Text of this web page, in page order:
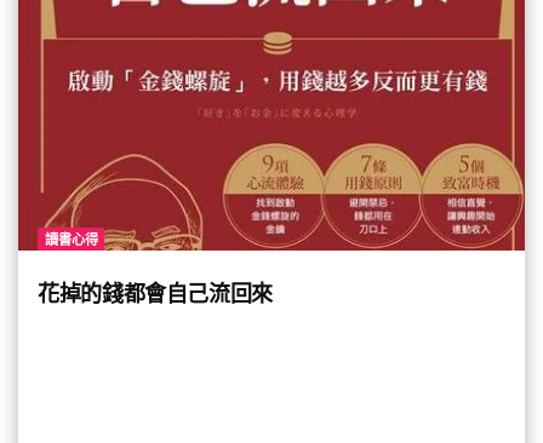
讀書心得
花掉的錢都會自己流回來